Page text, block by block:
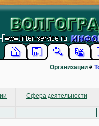
Организации
Сфера деятельности